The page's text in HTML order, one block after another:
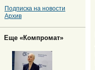
Подписка на новости
Архив
Еще «Компромат»